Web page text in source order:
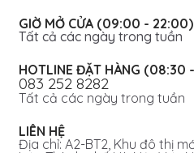
GIỜ MỞ CỬA (09:00 - 22:00)
Tất cả các ngày trong tuần
HOTLINE ĐẶT HÀNG (08:30
083 252 8282
Tất cả các ngày trong tuần
LIÊN HỆ
Địa chỉ: A2-BT2, Khu đô thị